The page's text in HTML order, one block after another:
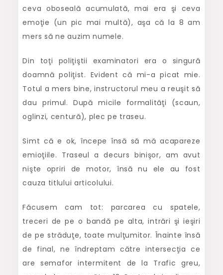
ceva oboseală acumulată, mai era şi ceva
emoţie (un pic mai multă), aşa că la 8 am
mers să ne auzim numele.
Din toţi poliţiştii examinatori era o singură
doamnă poliţist. Evident că mi-a picat mie.
Totul a mers bine, instructorul meu a reuşit să
dau primul. După micile formalităţi (scaun,
oglinzi, centură), plec pe traseu.
Simt că e ok, începe însă să mă acapareze
emioţiile. Traseul a decurs binişor, am avut
nişte opriri de motor, însă nu ele au fost
cauza titlului articolului.
Făcusem cam tot: parcarea cu spatele,
treceri de pe o bandă pe alta, intrări şi ieşiri
de pe străduţe, toate mulţumitor. Înainte însă
de final, ne îndreptam către intersecţia ce
are semafor intermitent de la Trafic greu,